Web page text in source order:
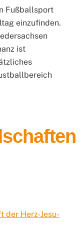
Fußballsport
einzufinden.
ist
der Herz-Jesu-